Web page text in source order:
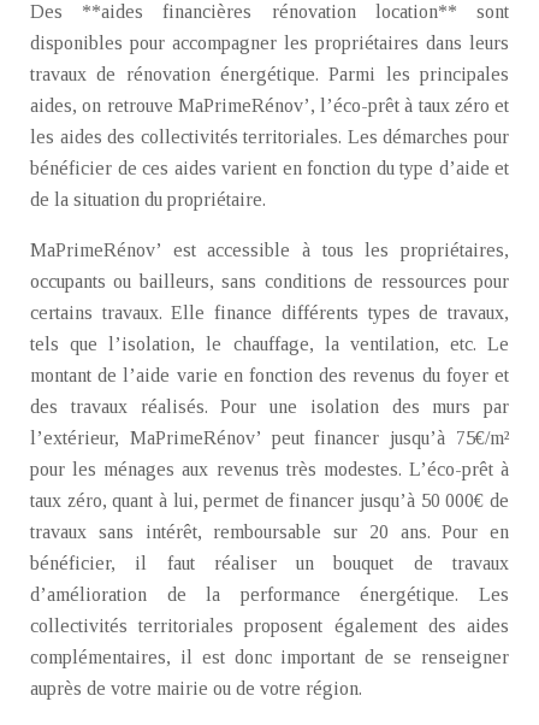
Des **aides financières rénovation location** sont
disponibles pour accompagner les propriétaires dans leurs
travaux de rénovation énergétique. Parmi les principales
aides, on retrouve MaPrimeRénov’, l’éco-prêt à taux zéro et
les aides des collectivités territoriales. Les démarches pour
bénéficier de ces aides varient en fonction du type d’aide et
de la situation du propriétaire.
MaPrimeRénov’ est accessible à tous les propriétaires,
occupants ou bailleurs, sans conditions de ressources pour
certains travaux. Elle finance différents types de travaux,
tels que l’isolation, le chauffage, la ventilation, etc. Le
montant de l’aide varie en fonction des revenus du foyer et
des travaux réalisés. Pour une isolation des murs par
l’extérieur, MaPrimeRénov’ peut financer jusqu’à 75€/m²
pour les ménages aux revenus très modestes. L’éco-prêt à
taux zéro, quant à lui, permet de financer jusqu’à 50 000€ de
travaux sans intérêt, remboursable sur 20 ans. Pour en
bénéficier, il faut réaliser un bouquet de travaux
d’amélioration de la performance énergétique. Les
collectivités territoriales proposent également des aides
complémentaires, il est donc important de se renseigner
auprès de votre mairie ou de votre région.